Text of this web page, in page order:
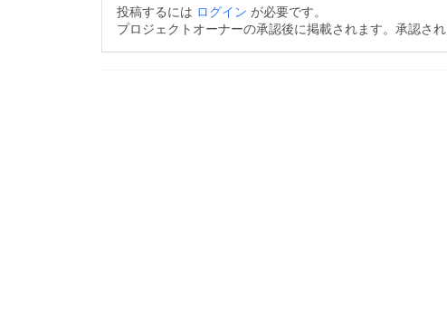
投稿するには ログイン が必要です。
プロジェクトオーナーの承認後に掲載されます。承認さ